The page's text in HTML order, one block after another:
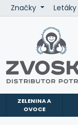
Značky Letáky
ZELENINA A
OVOCE